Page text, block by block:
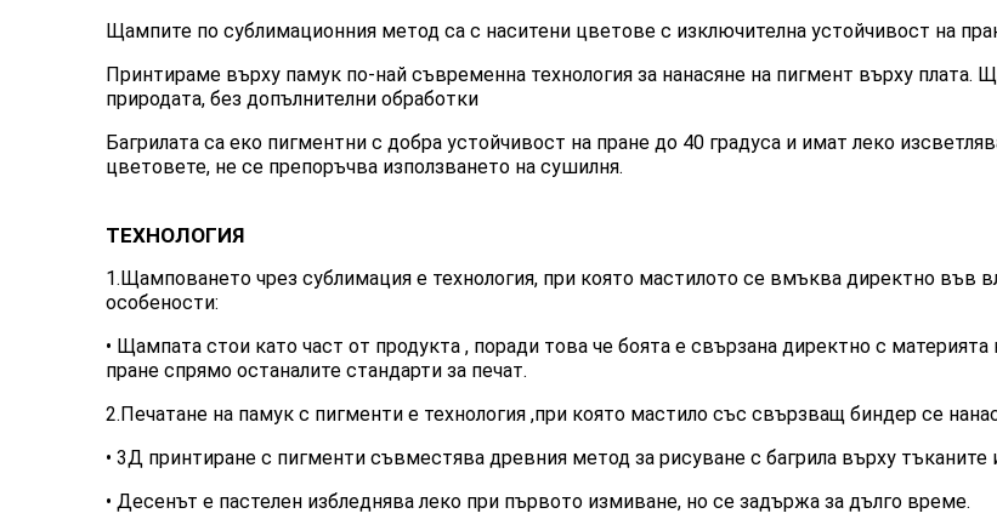
Щампите по сублимационния метод са с наситени цветове с изключителна устойчивост на
Принтираме върху памук по-най съвременна технология за нанасяне на пигмент върху
природата, без допълнителни обработки
Багрилата са еко пигментни с добра устойчивост на пране до 40 градуса и имат леко
цветовете, не се препоръчва използването на сушилня.
ТЕХНОЛОГИЯ
1.Щамповането чрез сублимация е технология, при която мастилото се вмъква директно във
особености:
• Щампата стои като част от продукта , поради това че боята е свързана директно с
пране спрямо останалите стандарти за печат.
2.Печатане на памук с пигменти е технология ,при която мастило със свързващ биндер се
• 3Д принтиране с пигменти съвместява древния метод за рисуване с багрила върху тъканите
• Десенът е пастелен избледнява леко при първото измиване, но се задържа за дълго време.